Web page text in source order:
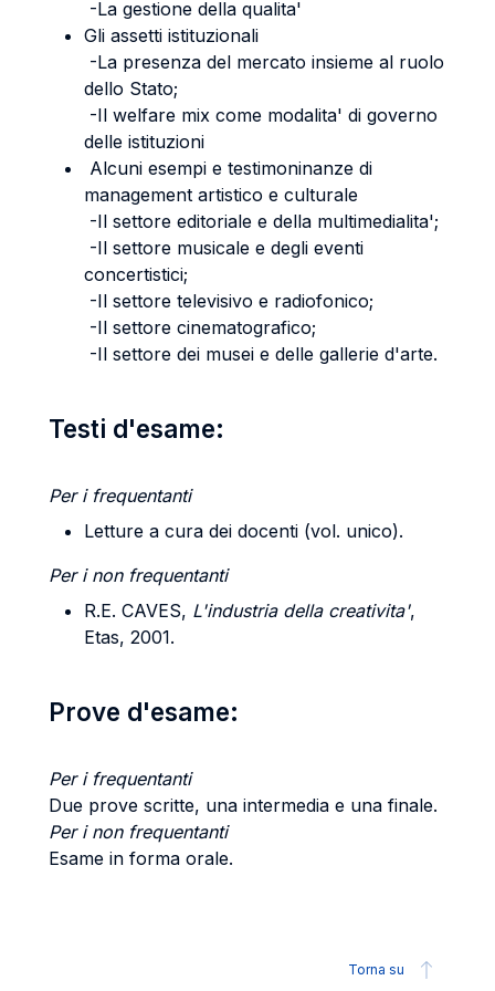
-La gestione della qualita'
Gli assetti istituzionali
-La presenza del mercato insieme al ruolo
dello Stato;
-Il welfare mix come modalita' di governo
delle istituzioni
Alcuni esempi e testimoninanze di
management artistico e culturale
-Il settore editoriale e della multimedialita';
-Il settore musicale e degli eventi
concertistici;
-Il settore televisivo e radiofonico;
-Il settore cinematografico;
-Il settore dei musei e delle gallerie d'arte.
Testi d'esame:
Per i frequentanti
Letture a cura dei docenti (vol. unico).
Per i non frequentanti
R.E. CAVES, L'industria della creativita',
Etas, 2001.
Prove d'esame:
Per i frequentanti
Due prove scritte, una intermedia e una finale.
Per i non frequentanti
Esame in forma orale.
Torna su